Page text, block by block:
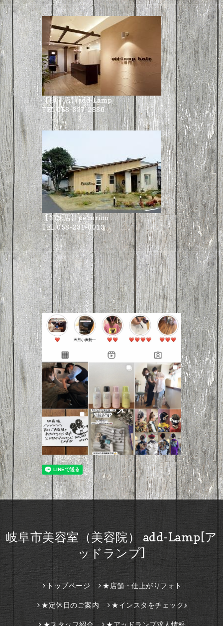
【柳津店】add-Lamp
TEL 058-337-2886
【姉妹店】pecorino
TEL 058-231-0013
岐阜市美容室（美容院） add-Lamp[ア
ッドランプ]
トップページ ★店舗・仕上がりフォト
★定休日のご案内 ★インスタをチェック♪